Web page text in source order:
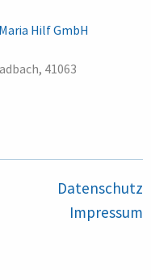
Hilf GmbH
41063
Datenschutz
Impressum